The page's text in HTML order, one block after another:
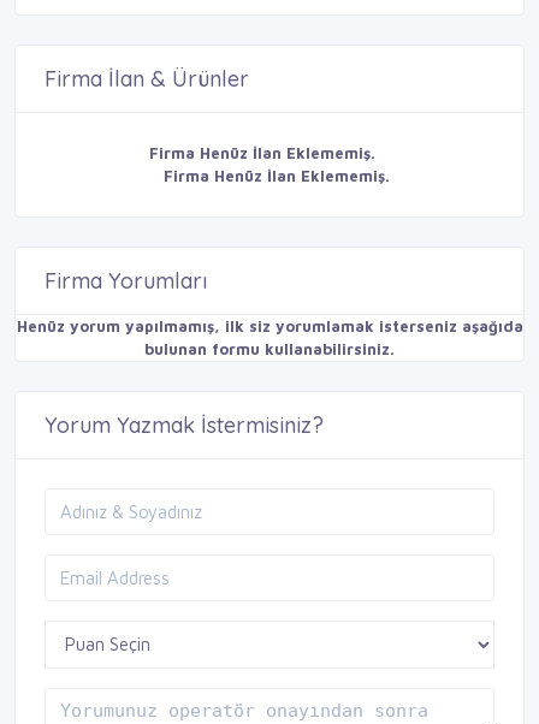
Firma İlan & Ürünler
Firma Henüz İlan Eklememiş.
Firma Henüz İlan Eklememiş.
Firma Yorumları
Henüz yorum yapılmamış, ilk siz yorumlamak isterseniz aşağıda
bulunan formu kullanabilirsiniz.
Yorum Yazmak İstermisiniz?